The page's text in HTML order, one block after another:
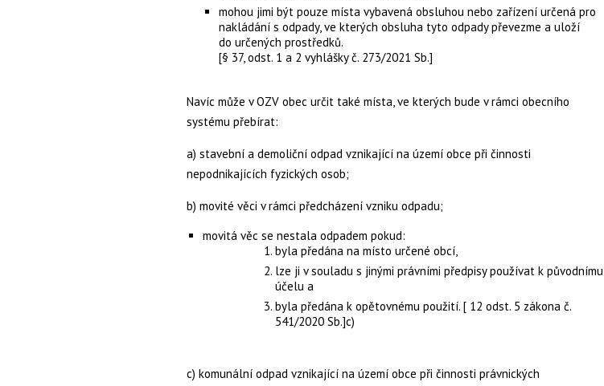
mohou jimi být pouze místa vybavená obsluhou nebo zařízení určená pro
nakládání s odpady, ve kterých obsluha tyto odpady převezme a uloží
do určených prostředků.
[§ 37, odst. 1 a 2 vyhlášky č. 273/2021 Sb.]
Navíc může v OZV obec určit také místa, ve kterých bude v rámci obecního
systému přebírat:
a) stavební a demoliční odpad vznikající na území obce při činnosti
nepodnikajících fyzických osob;
b) movité věci v rámci předcházení vzniku odpadu;
movitá věc se nestala odpadem pokud:
byla předána na místo určené obcí,
lze ji v souladu s jinými právními předpisy používat k původnímu
účelu a
byla předána k opětovnému použití. [ 12 odst. 5 zákona č.
541/2020 Sb.]c)
c) komunální odpad vznikající na území obce při činnosti právnických